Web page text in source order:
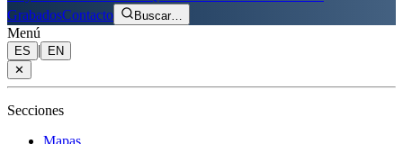
GrabadosContacto Buscar…
Menú
ES |
EN
✕
Secciones
Mapas